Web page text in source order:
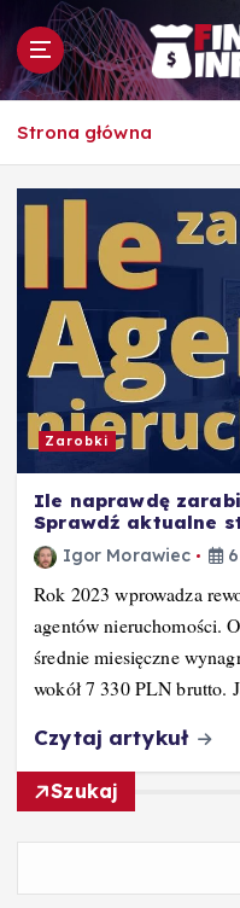
p
To i
Strona główna
Zarobki
Ile naprawdę
Sprawdź aktualne
Igor Morawiec 6
Rok 2023 wprowadza
agentów nieruchomości.
średnie miesięczne
wokół 7 330 PLN
Czytaj artykuł
Szukaj